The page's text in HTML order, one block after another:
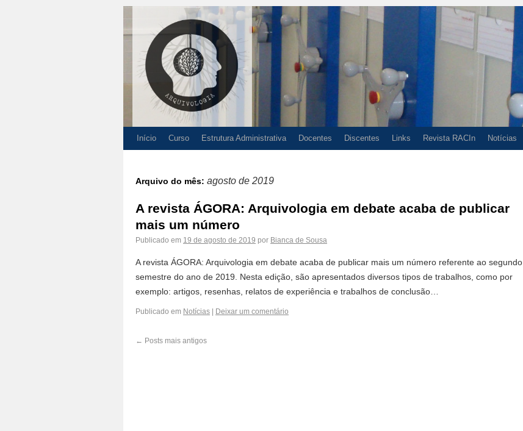
Início Curso Estrutura Administrativa Docentes Discentes Links Revista RACIn Notícias
Arquivo do mês: agosto de 2019
A revista ÁGORA: Arquivologia em debate acaba de publicar
mais um número
Publicado em 19 de agosto de 2019 por Bianca de Sousa
A revista ÁGORA: Arquivologia em debate acaba de publicar mais um número referente ao segundo
semestre do ano de 2019. Nesta edição, são apresentados diversos tipos de trabalhos, como por
exemplo: artigos, resenhas, relatos de experiência e trabalhos de conclusão…
Publicado em Notícias Deixar um comentário
← Posts mais antigos